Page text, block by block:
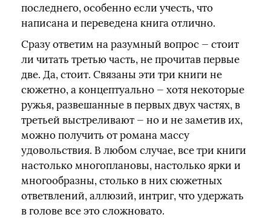
последнего, особенно если учесть, что
написана и переведена книга отлично.
Сразу ответим на разумный вопрос — стоит
ли читать третью часть, не прочитав первые
две. Да, стоит. Связаны эти три книги не
сюжетно, а концептуально — хотя некоторые
ружья, развешанные в первых двух частях, в
третьей выстреливают — но и не заметив их,
можно получить от романа массу
удовольствия. В любом случае, все три книги
настолько многоплановы, настолько ярки и
многообразны, столько в них сюжетных
ответвлений, аллюзий, интриг, что удержать
в голове все это сложновато.